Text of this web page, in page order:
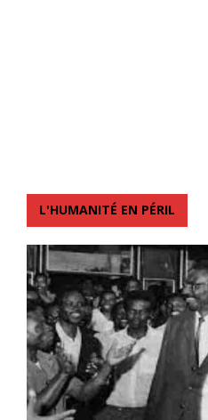
L'HUMANITÉ EN PÉRIL